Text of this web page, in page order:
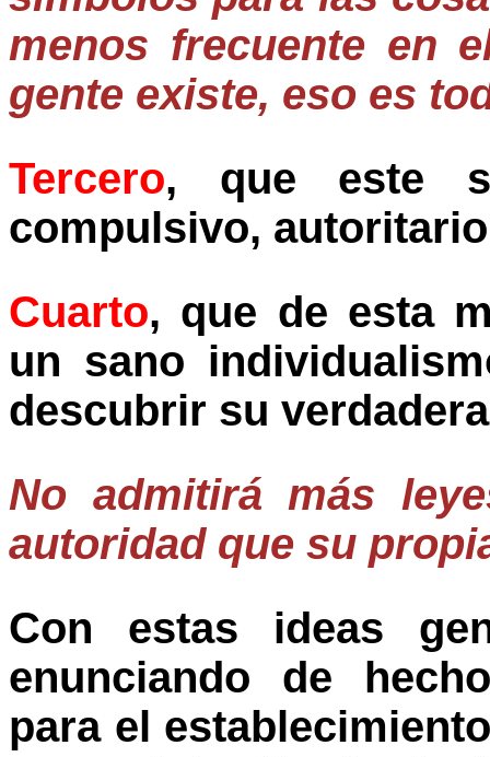
menos frecuente en
gente existe, eso es
Tercero, que este
compulsivo,
Cuarto, que de esta
un sano
descubrir su
No admitirá más
autoridad que su
Con estas ideas
enunciando de
para el